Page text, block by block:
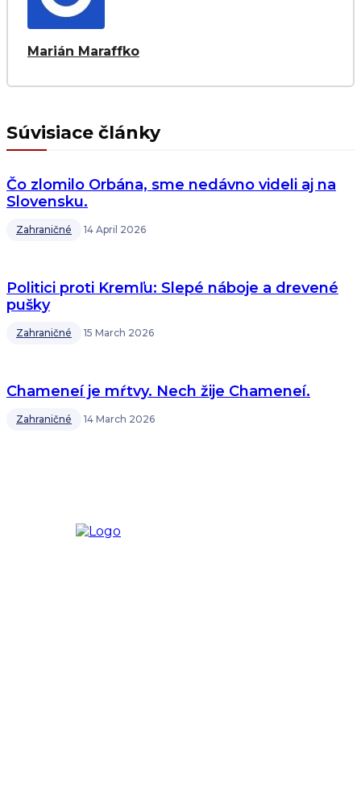
Marián Maraffko
Súvisiace články
Čo zlomilo Orbána, sme nedávno videli aj na
Slovensku.
Zahraničné 14 April 2026
Politici proti Kremľu: Slepé náboje a drevené
pušky
Zahraničné 15 March 2026
Chameneí je mŕtvy. Nech žije Chameneí.
Zahraničné 14 March 2026